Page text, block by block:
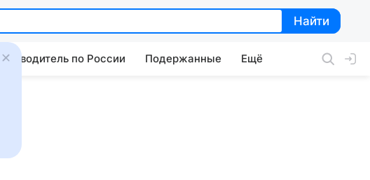
Найти
Найти
Путеводитель по России Подержанные Ещё